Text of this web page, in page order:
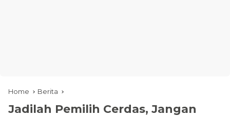
Home Berita
Jadilah Pemilih Cerdas, Jangan